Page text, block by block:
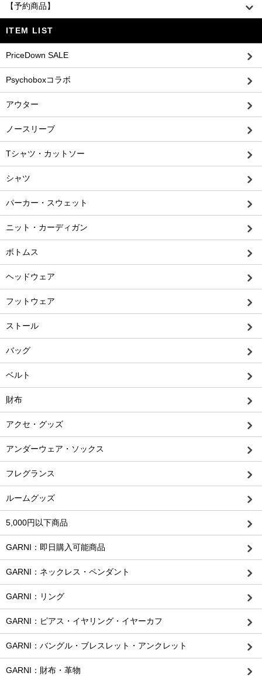
【予約商品】
ITEM LIST
PriceDown SALE
Psychoboxコラボ
アウター
ノースリーブ
Tシャツ・カットソー
シャツ
パーカー・スウェット
ニット・カーディガン
ボトムス
ヘッドウェア
フットウェア
ストール
バッグ
ベルト
財布
アクセ・グッズ
アンダーウェア・ソックス
フレグランス
ルームグッズ
5,000円以下商品
GARNI：即日購入可能商品
GARNI：ネックレス・ペンダント
GARNI：リング
GARNI：ピアス・イヤリング・イヤーカフ
GARNI：バングル・ブレスレット・アンクレット
GARNI：財布・革物